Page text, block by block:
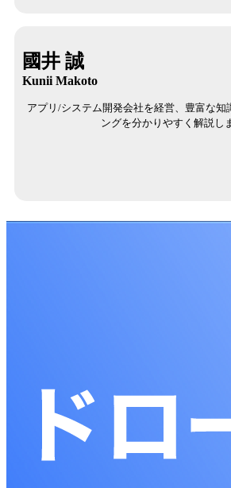
國井 誠
Kunii Makoto
アプリ/システム開発会社を経営、豊富な知
ングを分かりやすく解説し